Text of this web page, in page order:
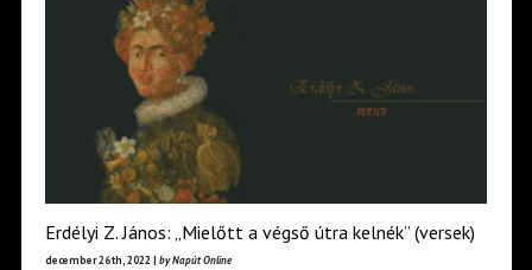
Erdélyi Z. János: „Mielőtt a végső útra kelnék” (versek)
december 26th, 2022 | by Napút Online